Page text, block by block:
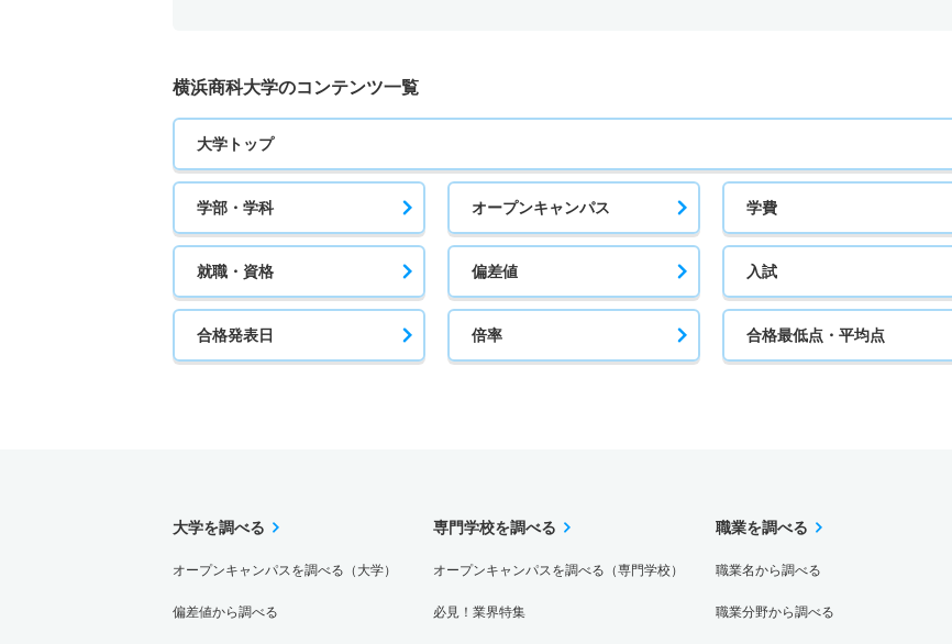
横浜商科大学のコンテンツ一覧
大学トップ
学部・学科 オープンキャンパス 学費
就職・資格 偏差値 入試
合格発表日 倍率 合格最低点・平均点
大学を調べる
オープンキャンパスを調べる（大学）
偏差値から調べる
専門学校を調べる
オープンキャンパスを調べる（専門学校）
必見！業界特集
職業を調べる
職業名から調べる
職業分野から調べる